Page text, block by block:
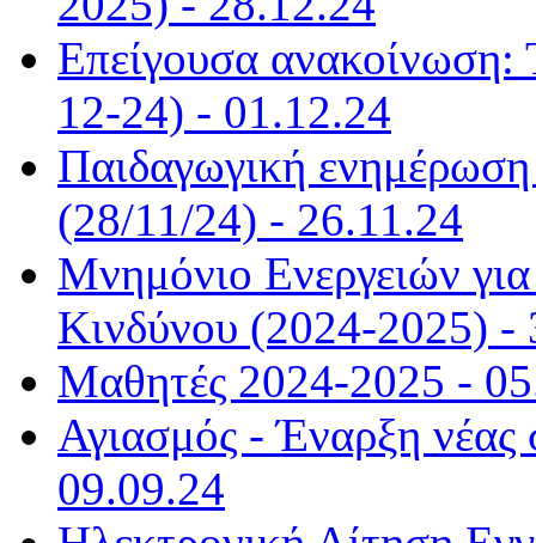
Επείγουσα
12-24) - 01.12.24
Παιδαγωγική ενημέρωση
(28/11/24) - 26.11.24
Μνημόνιο Ενεργειών
Κινδύνου (2024-2025) -
Μαθητές 2024-2025 -
Αγιασμός - Έναρξη νέας
09.09.24